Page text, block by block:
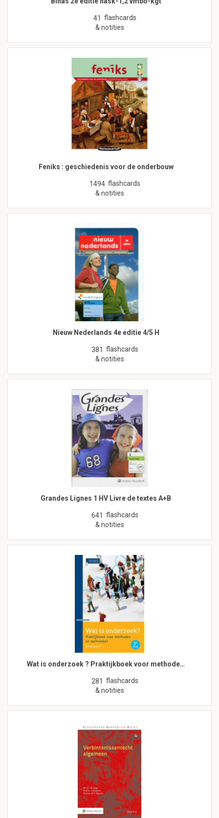
41 flashcards
& notities
Feniks : geschiedenis voor de onderbouw
1494 flashcards
& notities
Nieuw Nederlands 4e editie 4/5 H
381 flashcards
& notities
Grandes Lignes 1 HV Livre de textes A+B
641 flashcards
& notities
Wat is onderzoek ? Praktijkboek voor methode…
281 flashcards
& notities